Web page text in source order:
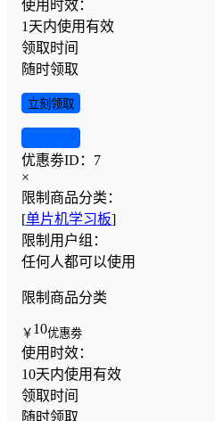
使用时效：
1天内使用有效
领取时间
随时领取
立刻领取
优惠劵ID： 7
×
限制商品分类：
[单片机学习板]
限制用户组：
任何人都可以使用
限制商品分类
￥ 10优惠劵
使用时效：
10天内使用有效
领取时间
随时领取